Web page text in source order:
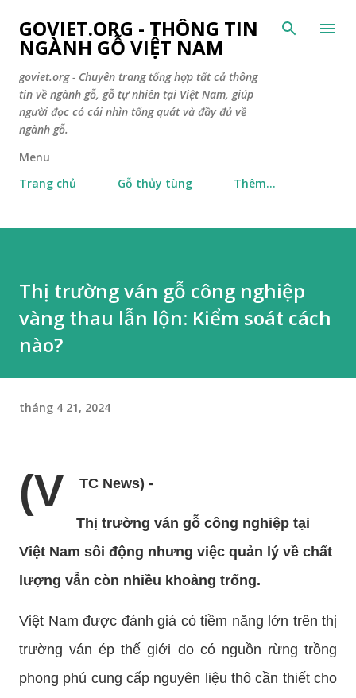
Chuyển đến nội dung chính
GOVIET.ORG - THÔNG TIN
NGÀNH GỖ VIỆT NAM
goviet.org - Chuyên trang tổng hợp tất cả thông
tin về ngành gỗ, gỗ tự nhiên tại Việt Nam, giúp
người đọc có cái nhìn tổng quát và đầy đủ về
ngành gỗ.
Menu
Trang chủ
Gỗ thủy tùng Thêm…
Thị trường ván gỗ công nghiệp
vàng thau lẫn lộn: Kiểm soát cách
nào?
tháng 4 21, 2024
(V TC News) -
Thị trường ván gỗ công nghiệp tại
Việt Nam sôi động nhưng việc quản lý về chất
lượng vẫn còn nhiều khoảng trống.
Việt Nam được đánh giá có tiềm năng lớn trên thị
trường ván ép thế giới do có nguồn rừng trồng
phong phú cung cấp nguyên liệu thô cần thiết cho